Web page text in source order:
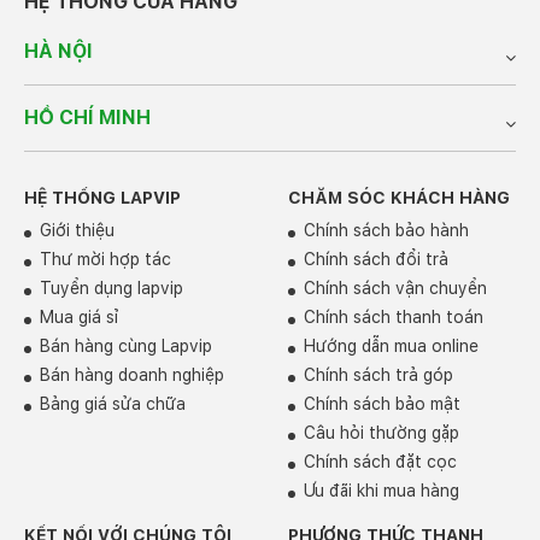
Pin bền bỉ, cổng kết nối đa dạng
Lenovo LOQ 15IRX10 83JE006PVN trang bị viên pin
60Wh, cho thời gian sử dụng ổn định trong công việc
và học tập. Công nghệ
sạc nhanh 170Wgiúp nạp
năng lượng nhanh chóng, tiết kiệm thời gian.
Về kết nối, máy hỗ trợ đầy đủ các cổng hiện đại:USB-
A, USB-C Gen 2, HDMI 2.1, Ethernet RJ-45, kết hợp
cho kết nối mạng nhanh, ổn
HÀ NỘI
HỒ CHÍ MINH
HỆ THỐNG LAPVIP
Giới thiệu
Thư mời hợp tác
Tuyển dụng lapvip
Mua giá sỉ
Bán hàng cùng Lapvip
Bán hàng doanh nghiệp
Bảng giá sửa chữa
CHĂM SÓC KHÁCH HÀNG
Chính sách bảo hành
Chính sách đổi trả
Chính sách vận chuyển
Chính sách thanh toán
Hướng dẫn mua online
Chính sách trả góp
Chính sách bảo mật
Câu hỏi thường gặp
Chính sách đặt cọc
Ưu đãi khi mua hàng
KẾT NỐI VỚI CHÚNG TÔI PHƯƠNG THỨC THANH